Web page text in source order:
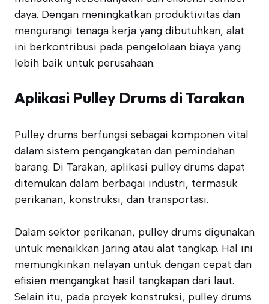
daya. Dengan meningkatkan produktivitas dan
mengurangi tenaga kerja yang dibutuhkan, alat
ini berkontribusi pada pengelolaan biaya yang
lebih baik untuk perusahaan.
Aplikasi Pulley Drums di Tarakan
Pulley drums berfungsi sebagai komponen vital
dalam sistem pengangkatan dan pemindahan
barang. Di Tarakan, aplikasi pulley drums dapat
ditemukan dalam berbagai industri, termasuk
perikanan, konstruksi, dan transportasi.
Dalam sektor perikanan, pulley drums digunakan
untuk menaikkan jaring atau alat tangkap. Hal ini
memungkinkan nelayan untuk dengan cepat dan
efisien mengangkat hasil tangkapan dari laut.
Selain itu, pada proyek konstruksi, pulley drums